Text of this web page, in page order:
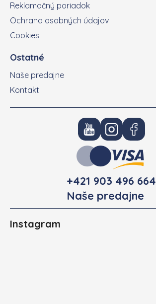
Reklamačný poriadok
Ochrana osobných údajov
Cookies
Ostatné
Naše predajne
Kontakt
+421 903 496 664
Naše predajne
Instagram